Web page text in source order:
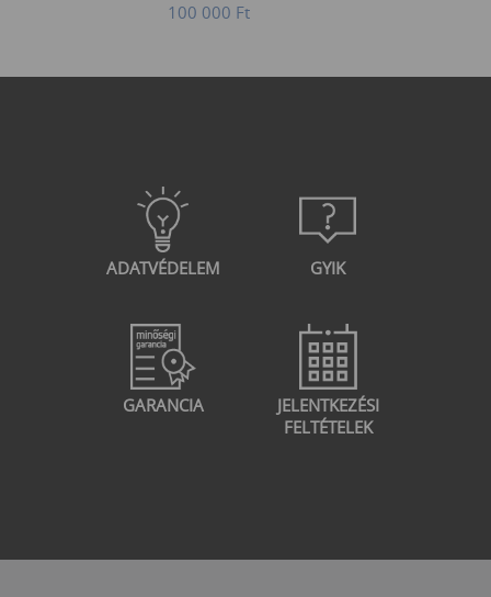
100 000 Ft
ADATVÉDELEM GYIK
GARANCIA
JELENTKEZÉSI
FELTÉTELEK